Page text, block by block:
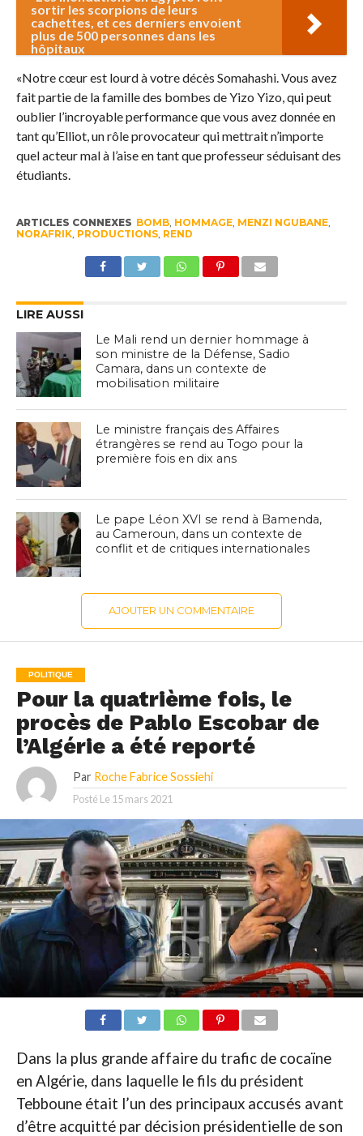
sortir les scorpions de leurs
cachettes, et ces derniers envoient
plus de 500 personnes dans les
hôpitaux
«Notre cœur est lourd à votre décès Somahashi. Vous avez
fait partie de la famille des bombes de Yizo Yizo, qui peut
oublier l’incroyable performance que vous avez donnée en
tant qu’Elliot, un rôle provocateur qui mettrait n’importe
quel acteur mal à l’aise en tant que professeur séduisant des
étudiants.
ARTICLES CONNEXES BOMB, HOMMAGE, MENZI NGUBANE,
NORAFRIK, PRODUCTIONS, REND
LIRE AUSSI
Le Mali rend un dernier hommage à
son ministre de la Défense, Sadio
Camara, dans un contexte de
mobilisation militaire
Le ministre français des Affaires
étrangères se rend au Togo pour la
première fois en dix ans
Le pape Léon XVI se rend à Bamenda,
au Cameroun, dans un contexte de
conflit et de critiques internationales
AJOUTER UN COMMENTAIRE
POLITIQUE
Pour la quatrième fois, le
procès de Pablo Escobar de
l’Algérie a été reporté
Par Roche Fabrice Sossiehi
Posté Le 15 mars 2021
Dans la plus grande affaire du trafic de cocaïne
en Algérie, dans laquelle le fils du président
Tebboune était l’un des principaux accusés avant
d’être acquitté par décision présidentielle de son